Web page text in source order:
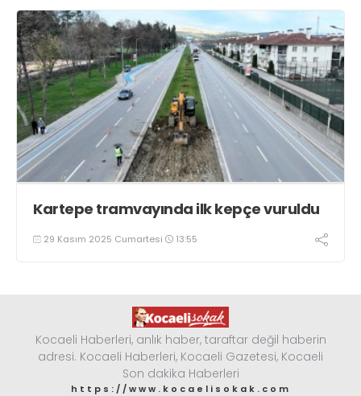
Kartepe tramvayında ilk kepçe vuruldu
29 Kasım 2025 Cumartesi 13:55
Kocaeli Haberleri, anlık haber, taraftar değil haberin
adresi. Kocaeli Haberleri, Kocaeli Gazetesi, Kocaeli
Son dakika Haberleri
https://www.kocaelisokak.com